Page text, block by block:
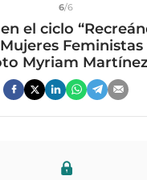
6/6
el ciclo
Feministas
Myriam Martínez